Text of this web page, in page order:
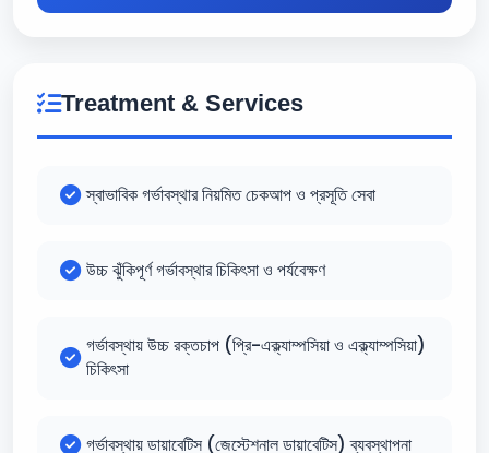
Treatment & Services
স্বাভাবিক গর্ভাবস্থার নিয়মিত চেকআপ ও প্রসূতি সেবা
উচ্চ ঝুঁকিপূর্ণ গর্ভাবস্থার চিকিৎসা ও পর্যবেক্ষণ
গর্ভাবস্থায় উচ্চ রক্তচাপ (প্রি-এক্ল্যাম্পসিয়া ও এক্ল্যাম্পসিয়া)
চিকিৎসা
গর্ভাবস্থায় ডায়াবেটিস (জেস্টেশনাল ডায়াবেটিস) ব্যবস্থাপনা